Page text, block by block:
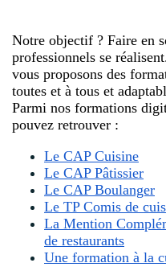
Notre objectif ? Faire en
professionnels se
vous proposons des
toutes et à tous et
Parmi nos formations
pouvez retrouver :
Le CAP Cuisine
Le CAP Pâtissier
Le CAP Boulanger
Le TP Comis de
La Mention
de restaurants
Une formation à la